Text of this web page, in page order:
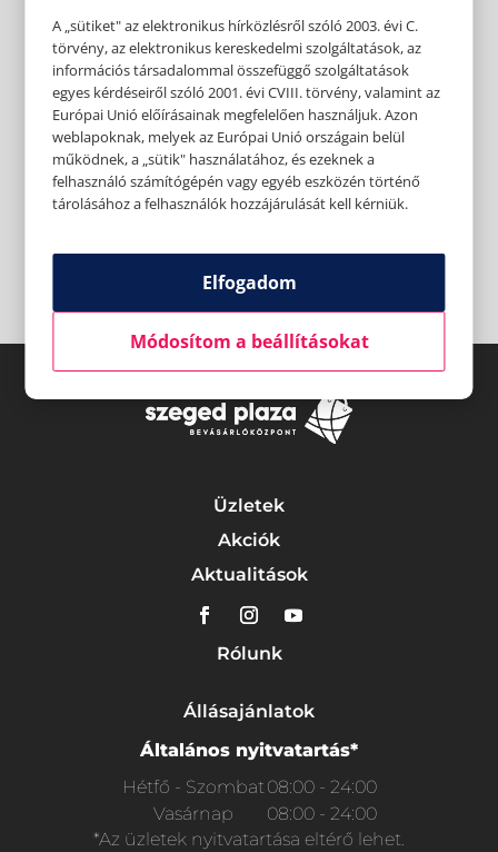
Üzletek
Akciók
Aktualitások
Rólunk
Állásajánlatok
Általános nyitvatartás*
Hétfő - Szombat08:00 - 24:00
Vasárnap
08:00 - 24:00
*Az üzletek nyitvatartása eltérő lehet.
A „sütiket" az elektronikus hírközlésről szóló 2003. évi C.
törvény, az elektronikus kereskedelmi szolgáltatások, az
információs társadalommal összefüggő szolgáltatások
egyes kérdéseiről szóló 2001. évi CVIII. törvény, valamint az
Európai Unió előírásainak megfelelően használjuk. Azon
weblapoknak, melyek az Európai Unió országain belül
működnek, a „sütik" használatához, és ezeknek a
felhasználó számítógépén vagy egyéb eszközén történő
tárolásához a felhasználók hozzájárulását kell kérniük.
Elfogadom
Módosítom a beállításokat